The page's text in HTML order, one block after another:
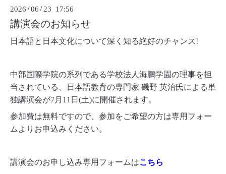
2026 /06 / 23 17:56
講演会のお知らせ
日本語と日本文化について深く知る絶好のチャンス!
中部国際学院の系列である学校法人海鵬学園の理事を担
当されている、日本語教育の専門家 磯野 英治氏による単
独講演会が7月11日(土)に開催されます。
参加費は無料ですので、参加をご希望の方は専用フォー
ムよりお申込みください。
講演会のお申し込み専用フォームはこちら